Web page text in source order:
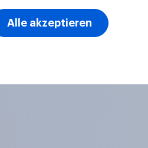
Alle akzeptieren